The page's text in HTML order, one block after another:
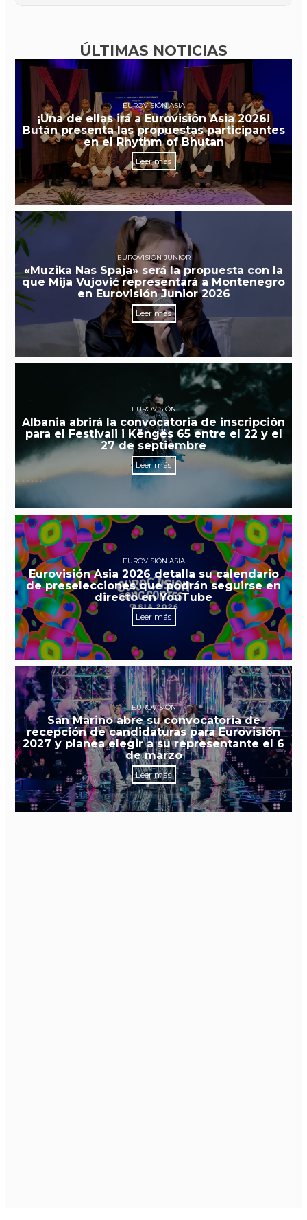
ÚLTIMAS NOTICIAS
EUROVISIÓN ASIA
¡Una de ellas irá a Eurovisión Asia 2026!
Bután presenta las propuestas participantes
en el Rhythm of Bhutan
Leer más
EUROVISIÓN JUNIOR
«Muzika Nas Spaja» será la propuesta con la
que Mija Vujović representará a Montenegro
en Eurovisión Junior 2026
Leer más
EUROVISIÓN
Albania abrirá la convocatoria de inscripción
para el Festivali i Këngës 65 entre el 22 y el
27 de septiembre
Leer más
EUROVISIÓN ASIA
Eurovisión Asia 2026 detalla su calendario
de preselecciones que podrán seguirse en
directo en YouTube
Leer más
EUROVISIÓN
San Marino abre su convocatoria de
recepción de candidaturas para Eurovisión
2027 y planea elegir a su representante el 6
de marzo
Leer más